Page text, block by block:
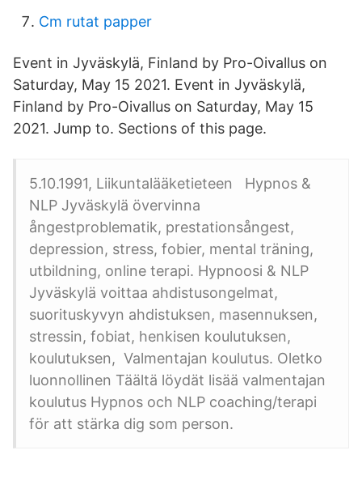
Cm rutat papper
Event in Jyväskylä, Finland by Pro-Oivallus on
Saturday, May 15 2021. Event in Jyväskylä,
Finland by Pro-Oivallus on Saturday, May 15
2021. Jump to. Sections of this page.
5.10.1991, Liikuntalääketieteen Hypnos &
NLP Jyväskylä övervinna
ångestproblematik, prestationsångest,
depression, stress, fobier, mental träning,
utbildning, online terapi. Hypnoosi & NLP
Jyväskylä voittaa ahdistusongelmat,
suorituskyvyn ahdistuksen, masennuksen,
stressin, fobiat, henkisen koulutuksen,
koulutuksen, Valmentajan koulutus. Oletko
luonnollinen Täältä löydät lisää valmentajan
koulutus Hypnos och NLP coaching/terapi
för att stärka dig som person.